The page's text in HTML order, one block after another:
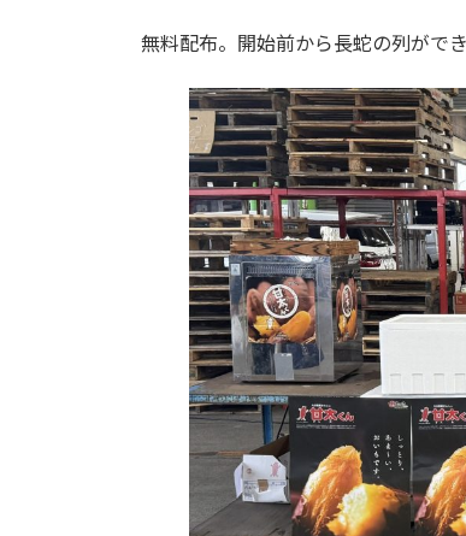
無料配布。開始前から長蛇の列がで